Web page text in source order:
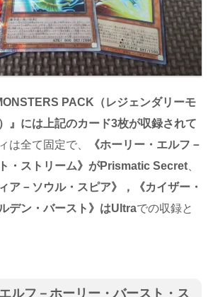
PACK（レジェンダリーモ
』には上記のカード3枚が収録されて
は全て固定で、
《ホーリー・エルフ－
・ストリーム》がPrismatic Secret
ア－ソウル・スピア》，《カイザー・
デン・バースト》はUltraでの収録と
ルフ－ホーリー・バースト・ス